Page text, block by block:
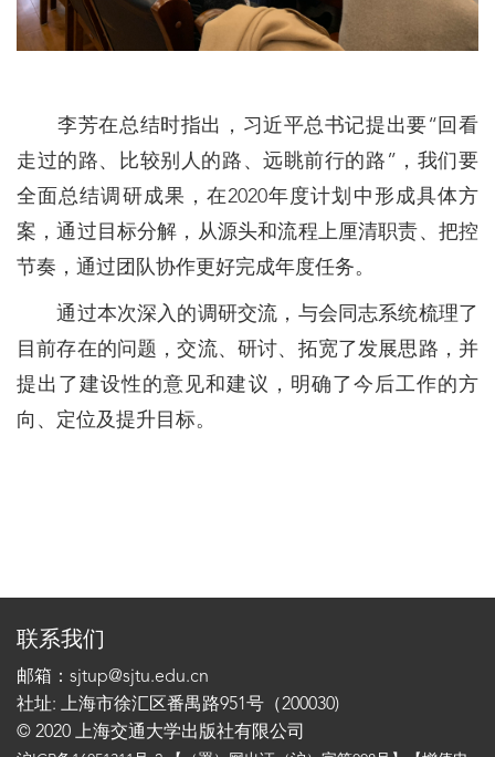
李芳在总结时指出，习近平总书记提出要“回看
走过的路、比较别人的路、远眺前行的路”，我们要
全面总结调研成果，在2020年度计划中形成具体方
案，通过目标分解，从源头和流程上厘清职责、把控
节奏，通过团队协作更好完成年度任务。
通过本次深入的调研交流，与会同志系统梳理了
目前存在的问题，交流、研讨、拓宽了发展思路，并
提出了建设性的意见和建议，明确了今后工作的方
向、定位及提升目标。
联系我们
邮箱：sjtup@sjtu.edu.cn
社址: 上海市徐汇区番禺路951号（200030)
© 2020 上海交通大学出版社有限公司